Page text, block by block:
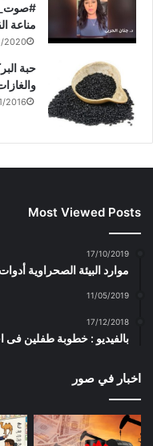
مناعة
2020
حبة
2016
Most Viewed Posts
17/10/2019
موارد البيئة الصحراوية
11/05/2019
17/12/2018
بالفيديو : خطوبة طفلين
اخبار في صور